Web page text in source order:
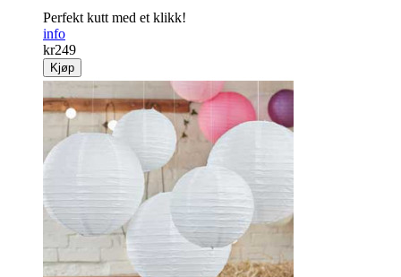
Perfekt kutt med et klikk!
info
kr249
Kjøp